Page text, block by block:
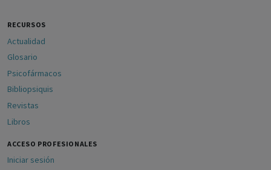
RECURSOS
Actualidad
Glosario
Psicofármacos
Bibliopsiquis
Revistas
Libros
ACCESO PROFESIONALES
Iniciar sesión